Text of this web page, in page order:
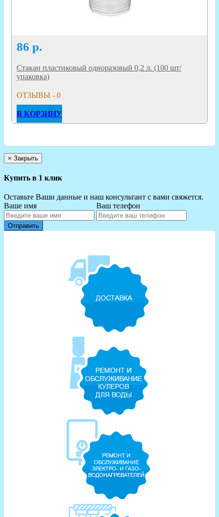
86 р.
Стакан пластиковый одноразовый 0,2 л. (100 шт/
упаковка)
ОТЗЫВЫ - 0
В КОРЗИНУ
× Закрыть
Купить в 1 клик
Оставьте Ваши данные и наш консультант с вами свяжется.
Ваше имя
Ваш телефон
Отправить